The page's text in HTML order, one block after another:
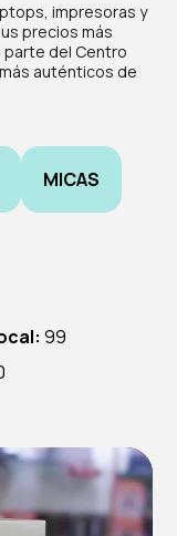
impresoras y
precios más
parte del Centro
auténticos de
MICAS
99